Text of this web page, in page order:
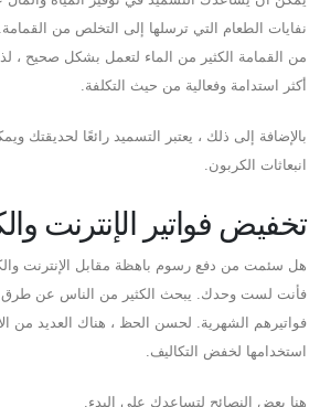
نفايات الطعام التي ترسلها إلى التخلص من
من القمامة الكثير من الماء لتعمل بشكل صحيح ،
أكثر استدامة وفعالية من حيث التكلفة.
بالإضافة إلى ذلك ، يعتبر التسميد رائعًا لحديقتك
انبعاثات الكربون.
تخفيض فواتير الإنترنت
هل سئمت من دفع رسوم باهظة مقابل الإنترنت
فأنت لست وحدك. يبحث الكثير من الناس عن طرق
فواتيرهم الشهرية. لحسن الحظ ، هناك العديد من
استخدامها لخفض التكاليف.
هنا بعض النصائح لتساعدك على البدء.